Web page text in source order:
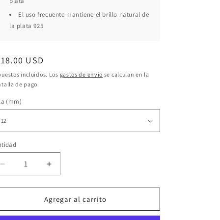
El uso frecuente mantiene el brillo natural de
la plata 925
USD
incluidos. Los gastos de envío se calculan en la
de pago.
(mm)
Reducir
cantidad
para
Plata
Aumentar
cantidad
para
Anillo
Plata
Agregar al carrito